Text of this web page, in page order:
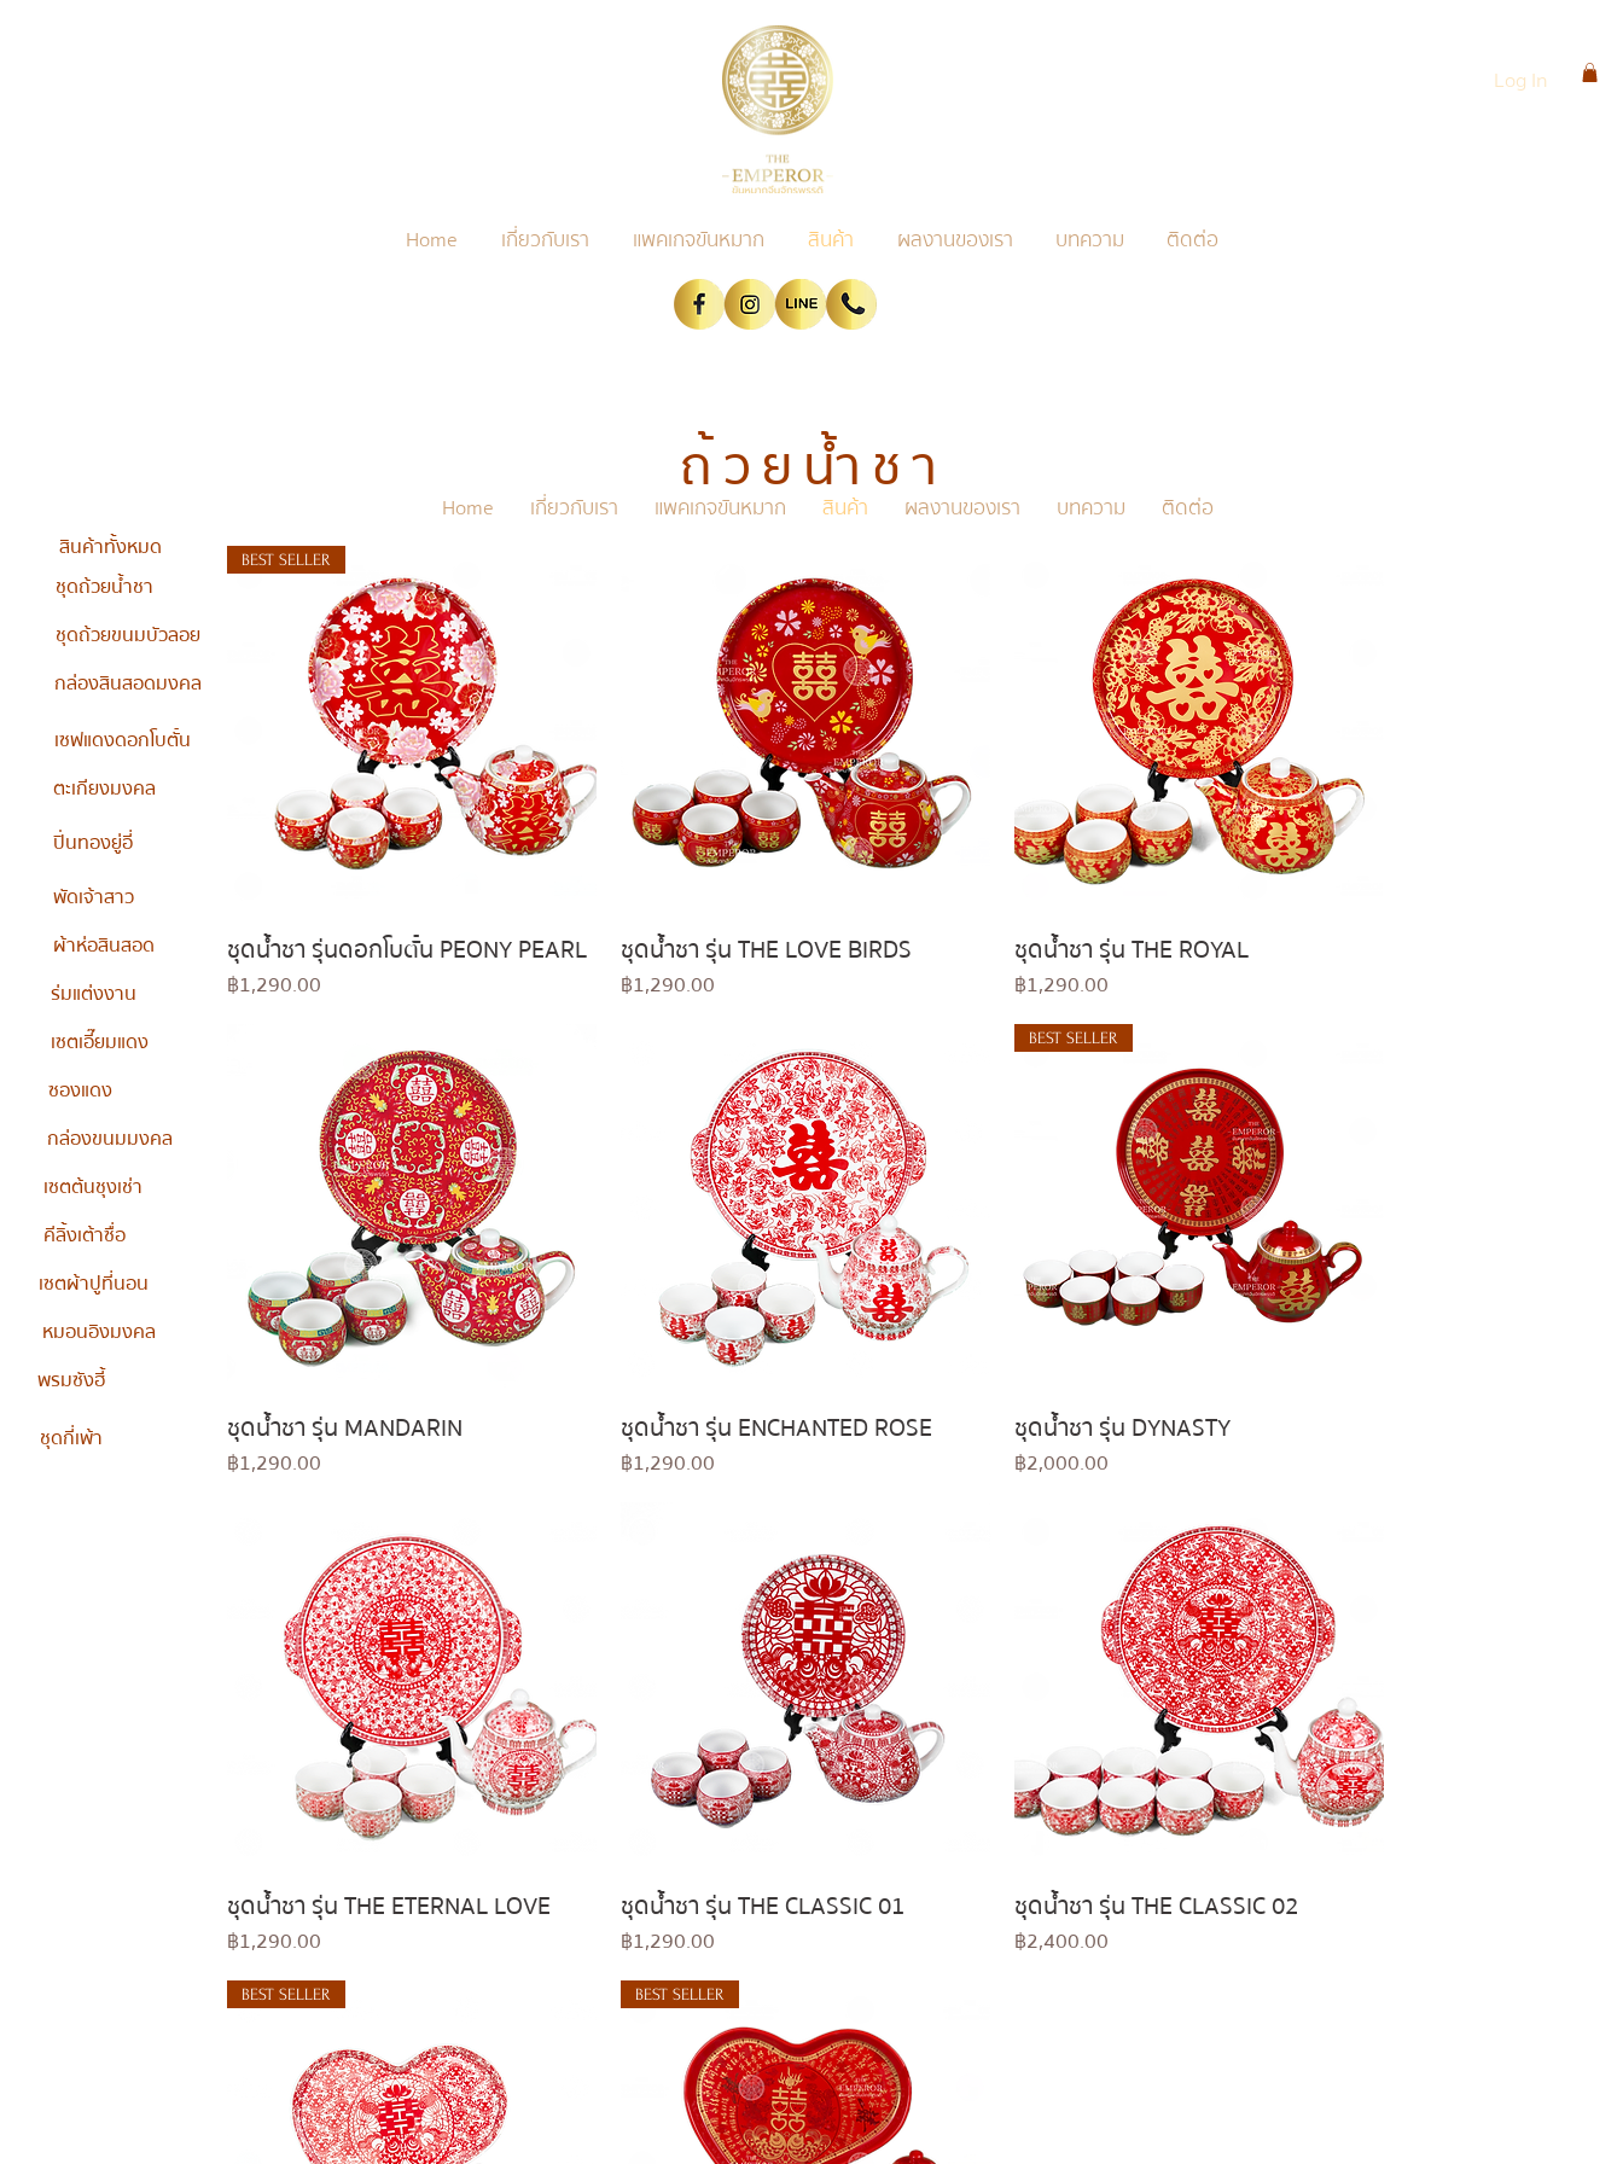
Home เกี่ยวกับเรา แพคเกจขันหมาก สินค้า ผลงานของเรา บทความ ติดต่อ
ถ้วยน้ำชา
Home เกี่ยวกับเรา แพคเกจขันหมาก สินค้า ผลงานของเรา บทความ ติดต่อ
ชุดถ้วยน้ำชา
สินค้าทั้งหมด
ชุดถ้วยขนมบัวลอย
กล่องสินสอดมงคล
เซฟแดงดอกโบตั๋น
ตะเกียงมงคล
ปิ่นทองยู่อี่
พัดเจ้าสาว
ผ้าห่อสินสอด
ร่มแต่งงาน
เซตเอี๊ยมแดง
ซองแดง
กล่องขนมมงคล
เซตต้นชุงเช่า
คีลิ้งเต้าซื่อ
เซตผ้าปูที่นอน
หมอนอิงมงคล
พรมซังฮี้
ชุดกี่เพ้า
Quick View
BEST SELLER
ชุดน้ำชา รุ่นดอกโบตั๋น PEONY PEARL
Price
฿1,290.00
Quick View
ชุดน้ำชา รุ่น THE LOVE BIRDS
Price
฿1,290.00
Quick View
ชุดน้ำชา รุ่น THE ROYAL
Price
฿1,290.00
Quick View
ชุดน้ำชา รุ่น MANDARIN
Price
฿1,290.00
Quick View
ชุดน้ำชา รุ่น ENCHANTED ROSE
Price
฿1,290.00
Quick View
BEST SELLER
ชุดน้ำชา รุ่น DYNASTY
Price
฿2,000.00
Quick View
ชุดน้ำชา รุ่น THE ETERNAL LOVE
Price
฿1,290.00
Quick View
ชุดน้ำชา รุ่น THE CLASSIC 01
Price
฿1,290.00
Quick View
ชุดน้ำชา รุ่น THE CLASSIC 02
Price
฿2,400.00
BEST SELLER BEST SELLER
Log In